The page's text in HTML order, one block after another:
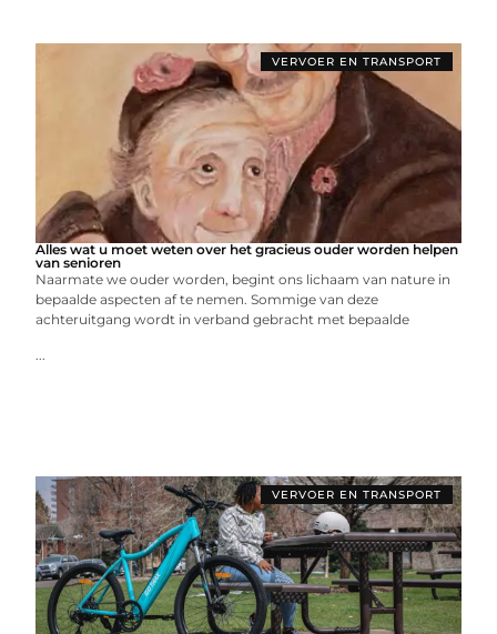
VERVOER EN TRANSPORT
Alles wat u moet weten over het gracieus ouder worden helpen
van senioren
Naarmate we ouder worden, begint ons lichaam van nature in
bepaalde aspecten af ​​te nemen. Sommige van deze
achteruitgang wordt in verband gebracht met bepaalde
...
VERVOER EN TRANSPORT